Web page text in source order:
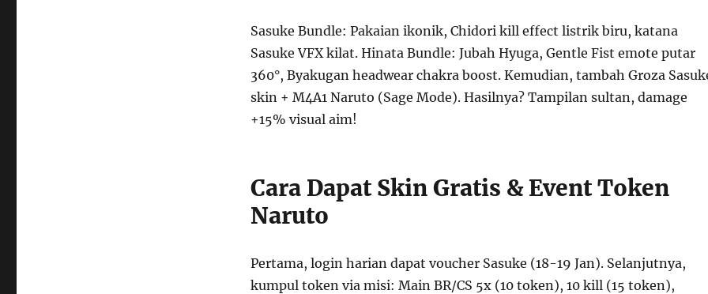
Sasuke Bundle: Pakaian ikonik, Chidori kill effect listrik biru, katana
Sasuke VFX kilat. Hinata Bundle: Jubah Hyuga, Gentle Fist emote putar
360°, Byakugan headwear chakra boost. Kemudian, tambah Groza
skin + M4A1 Naruto (Sage Mode). Hasilnya? Tampilan sultan, damage
+15% visual aim!
Cara Dapat Skin Gratis & Event Token
Naruto
Pertama, login harian dapat voucher Sasuke (18-19 Jan). Selanjutnya,
kumpul token via misi: Main BR/CS 5x (10 token), 10 kill (15 token),